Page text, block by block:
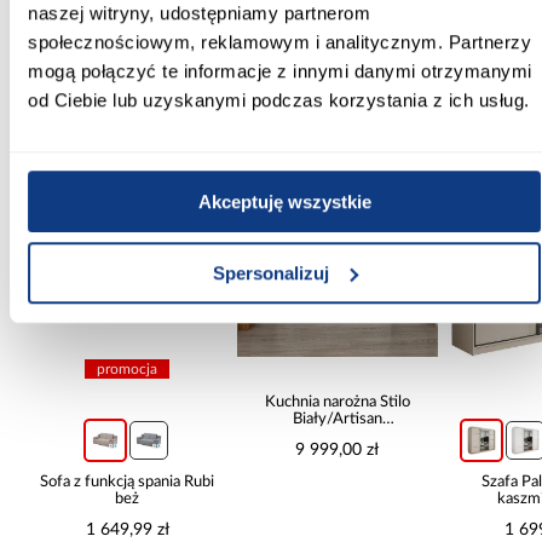
naszej witryny, udostępniamy partnerom
społecznościowym, reklamowym i analitycznym. Partnerzy
mogą połączyć te informacje z innymi danymi otrzymanymi
od Ciebie lub uzyskanymi podczas korzystania z ich usług.
Akceptuję wszystkie
Spersonalizuj
Inni Klienci sprawdzali również
PORÓWNAJ
promocja
Sofa z funkcją spania Rubi
beż
1 649,99 zł
PORÓWNAJ
Kuchnia narożna Stilo
Biały/Artisan
9 999,00 zł
Szafa
1